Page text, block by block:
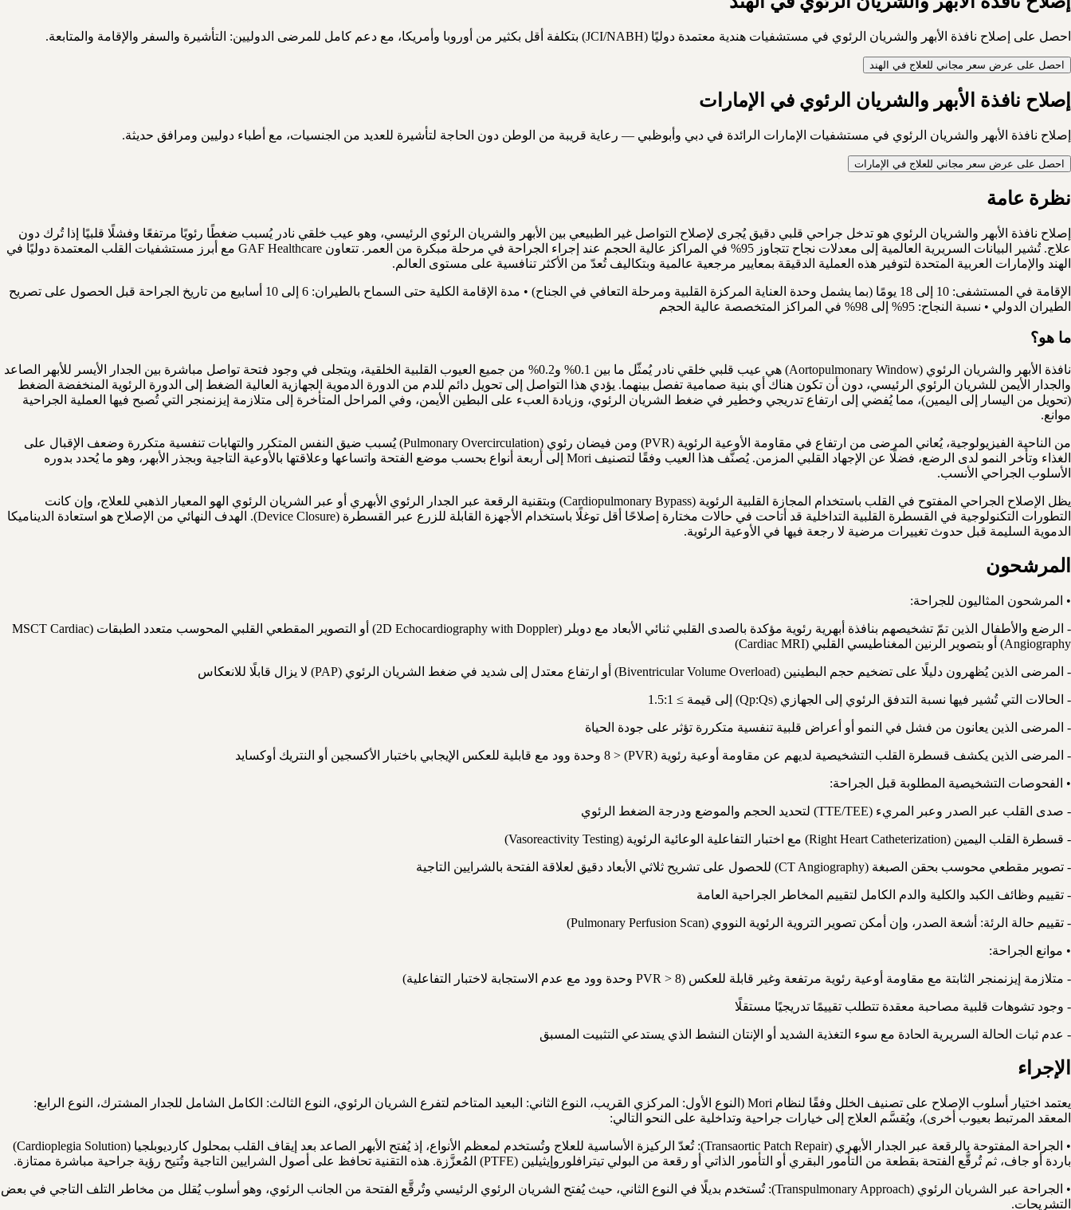
احصل على إصلاح نافذة الأبهر والشريان الرئوي في مستشفيات هندية معتمدة دوليًا (JCI/NABH) بتكلفة أقل بكثير من أوروبا وأمريكا، مع دعم كامل للمرضى الدوليين: التأشيرة والسفر والإقامة والمتابعة.
احصل على عرض سعر مجاني للعلاج في الهند
إصلاح نافذة الأبهر والشريان الرئوي في الإمارات
إصلاح نافذة الأبهر والشريان الرئوي في مستشفيات الإمارات الرائدة في دبي وأبوظبي — رعاية قريبة من الوطن دون الحاجة لتأشيرة للعديد من الجنسيات، مع أطباء دوليين ومرافق حديثة.
احصل على عرض سعر مجاني للعلاج في الإمارات
نظرة عامة
إصلاح نافذة الأبهر والشريان الرئوي هو تدخل جراحي قلبي دقيق يُجرى لإصلاح التواصل غير الطبيعي بين الأبهر والشريان الرئوي الرئيسي، وهو عيب خلقي نادر يُسبب ضغطًا رئويًا مرتفعًا وفشلًا قلبيًا إذا تُرك دون
علاج. تُشير البيانات السريرية العالمية إلى معدلات نجاح تتجاوز 95% في المراكز عالية الحجم عند إجراء الجراحة في مرحلة مبكرة من العمر. تتعاون GAF Healthcare مع أبرز مستشفيات القلب المعتمدة دوليًا في
الهند والإمارات العربية المتحدة لتوفير هذه العملية الدقيقة بمعايير مرجعية عالمية وبتكاليف تُعدّ من الأكثر تنافسية على مستوى العالم.
الإقامة في المستشفى: 10 إلى 18 يومًا (بما يشمل وحدة العناية المركزة القلبية ومرحلة التعافي في الجناح) • مدة الإقامة الكلية حتى السماح بالطيران: 6 إلى 10 أسابيع من تاريخ الجراحة قبل الحصول على تصريح
الطيران الدولي • نسبة النجاح: 95% إلى 98% في المراكز المتخصصة عالية الحجم
ما هو؟
نافذة الأبهر والشريان الرئوي (Aortopulmonary Window) هي عيب قلبي خلقي نادر يُمثّل ما بين 0.1% و0.2% من جميع العيوب القلبية الخلقية، ويتجلى في وجود فتحة تواصل مباشرة بين الجدار الأيسر للأبهر الصاعد
والجدار الأيمن للشريان الرئوي الرئيسي، دون أن تكون هناك أي بنية صمامية تفصل بينهما. يؤدي هذا التواصل إلى تحويل دائم للدم من الدورة الدموية الجهازية العالية الضغط إلى الدورة الرئوية المنخفضة الضغط
(تحويل من اليسار إلى اليمين)، مما يُفضي إلى ارتفاع تدريجي وخطير في ضغط الشريان الرئوي، وزيادة العبء على البطين الأيمن، وفي المراحل المتأخرة إلى متلازمة إيزنمنجر التي تُصبح فيها العملية الجراحية
موانع.
من الناحية الفيزيولوجية، يُعاني المرضى من ارتفاع في مقاومة الأوعية الرئوية (PVR) ومن فيضان رئوي (Pulmonary Overcirculation) يُسبب ضيق النفس المتكرر والتهابات تنفسية متكررة وضعف الإقبال على
الغذاء وتأخر النمو لدى الرضع، فضلًا عن الإجهاد القلبي المزمن. يُصنَّف هذا العيب وفقًا لتصنيف Mori إلى أربعة أنواع بحسب موضع الفتحة واتساعها وعلاقتها بالأوعية التاجية وبجذر الأبهر، وهو ما يُحدد بدوره
الأسلوب الجراحي الأنسب.
يظل الإصلاح الجراحي المفتوح في القلب باستخدام المجازة القلبية الرئوية (Cardiopulmonary Bypass) وبتقنية الرقعة عبر الجدار الرئوي الأبهري أو عبر الشريان الرئوي الهو المعيار الذهبي للعلاج، وإن كانت
التطورات التكنولوجية في القسطرة القلبية التداخلية قد أتاحت في حالات مختارة إصلاحًا أقل توغلًا باستخدام الأجهزة القابلة للزرع عبر القسطرة (Device Closure). الهدف النهائي من الإصلاح هو استعادة الديناميكا
الدموية السليمة قبل حدوث تغييرات مرضية لا رجعة فيها في الأوعية الرئوية.
المرشحون
• المرشحون المثاليون للجراحة:
- الرضع والأطفال الذين تمّ تشخيصهم بنافذة أبهرية رئوية مؤكدة بالصدى القلبي ثنائي الأبعاد مع دوبلر (2D Echocardiography with Doppler) أو التصوير المقطعي القلبي المحوسب متعدد الطبقات (MSCT Cardiac
Angiography) أو بتصوير الرنين المغناطيسي القلبي (Cardiac MRI)
- المرضى الذين يُظهرون دليلًا على تضخيم حجم البطينين (Biventricular Volume Overload) أو ارتفاع معتدل إلى شديد في ضغط الشريان الرئوي (PAP) لا يزال قابلًا للانعكاس
- الحالات التي تُشير فيها نسبة التدفق الرئوي إلى الجهازي (Qp:Qs) إلى قيمة ≥ 1.5:1
- المرضى الذين يعانون من فشل في النمو أو أعراض قلبية تنفسية متكررة تؤثر على جودة الحياة
- المرضى الذين يكشف قسطرة القلب التشخيصية لديهم عن مقاومة أوعية رئوية (PVR) < 8 وحدة وود مع قابلية للعكس الإيجابي باختبار الأكسجين أو النتريك أوكسايد
• الفحوصات التشخيصية المطلوبة قبل الجراحة:
- صدى القلب عبر الصدر وعبر المريء (TTE/TEE) لتحديد الحجم والموضع ودرجة الضغط الرئوي
- قسطرة القلب اليمين (Right Heart Catheterization) مع اختبار التفاعلية الوعائية الرئوية (Vasoreactivity Testing)
- تصوير مقطعي محوسب بحقن الصبغة (CT Angiography) للحصول على تشريح ثلاثي الأبعاد دقيق لعلاقة الفتحة بالشرايين التاجية
- تقييم وظائف الكبد والكلية والدم الكامل لتقييم المخاطر الجراحية العامة
- تقييم حالة الرئة: أشعة الصدر، وإن أمكن تصوير التروية الرئوية النووي (Pulmonary Perfusion Scan)
• موانع الجراحة:
- متلازمة إيزنمنجر الثابتة مع مقاومة أوعية رئوية مرتفعة وغير قابلة للعكس (PVR > 8 وحدة وود مع عدم الاستجابة لاختبار التفاعلية)
- وجود تشوهات قلبية مصاحبة معقدة تتطلب تقييمًا تدريجيًا مستقلًا
- عدم ثبات الحالة السريرية الحادة مع سوء التغذية الشديد أو الإنتان النشط الذي يستدعي التثبيت المسبق
الإجراء
يعتمد اختيار أسلوب الإصلاح على تصنيف الخلل وفقًا لنظام Mori (النوع الأول: المركزي القريب، النوع الثاني: البعيد المتاخم لتفرع الشريان الرئوي، النوع الثالث: الكامل الشامل للجدار المشترك، النوع الرابع:
المعقد المرتبط بعيوب أخرى)، ويُقسَّم العلاج إلى خيارات جراحية وتداخلية على النحو التالي:
• الجراحة المفتوحة بالرقعة عبر الجدار الأبهري (Transaortic Patch Repair): تُعدّ الركيزة الأساسية للعلاج وتُستخدم لمعظم الأنواع، إذ يُفتح الأبهر الصاعد بعد إيقاف القلب بمحلول كارديوبلجيا (Cardioplegia Solution)
باردة أو جاف، ثم تُرقَّع الفتحة بقطعة من التأمور البقري أو التأمور الذاتي أو رقعة من البولي تيترافلوروإيثيلين (PTFE) المُعزَّزة. هذه التقنية تحافظ على أصول الشرايين التاجية وتُتيح رؤية جراحية مباشرة ممتازة.
• الجراحة عبر الشريان الرئوي (Transpulmonary Approach): تُستخدم بديلًا في النوع الثاني، حيث يُفتح الشريان الرئوي الرئيسي وتُرقَّع الفتحة من الجانب الرئوي، وهو أسلوب يُقلل من مخاطر التلف التاجي في بعض
التشريحات.